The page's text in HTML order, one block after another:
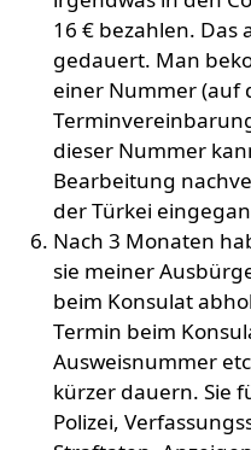
16 € bezahlen. Das
gedauert. Man
einer Nummer (auf
dieser Nummer
Bearbeitung
der Türkei
Nach 3 Monaten
sie meiner
beim Konsulat
Termin beim
Ausweisnummer
kürzer dauern. Sie
Polizei,